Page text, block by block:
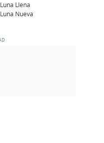
Luna Llena
Luna Nueva